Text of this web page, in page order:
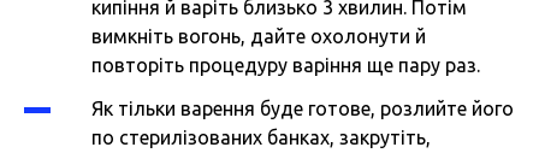
кипіння й варіть близько 3 хвилин. Потім
вимкніть вогонь, дайте охолонути й
повторіть процедуру варіння ще пару раз.
Як тільки варення буде готове, розлийте його
по стерилізованих банках, закрутіть,